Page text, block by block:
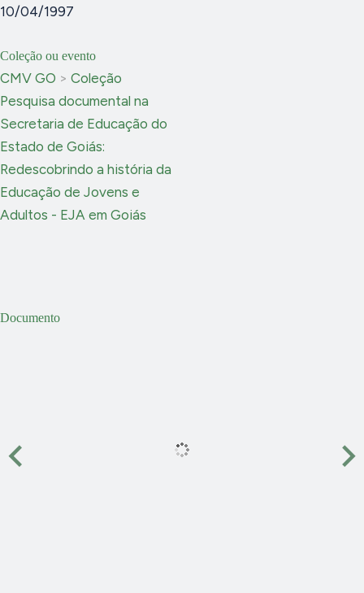
Documento
10/04/1997
Coleção ou evento
CMV GO > Coleção
Pesquisa documental na
Secretaria de Educação do
Estado de Goiás:
Redescobrindo a história da
Educação de Jovens e
Adultos - EJA em Goiás